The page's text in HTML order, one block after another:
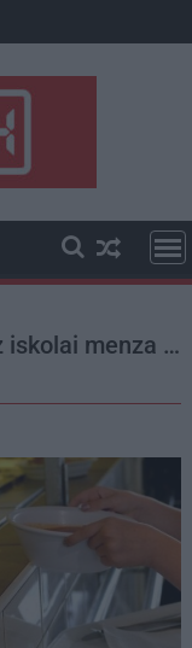
iskolai menza …